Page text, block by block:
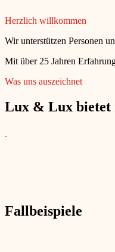
Herzlich willkommen
Wir unterstützen Personen
Mit über 25 Jahren
Was uns auszeichnet
Lux & Lux bietet
Fallbeispiele